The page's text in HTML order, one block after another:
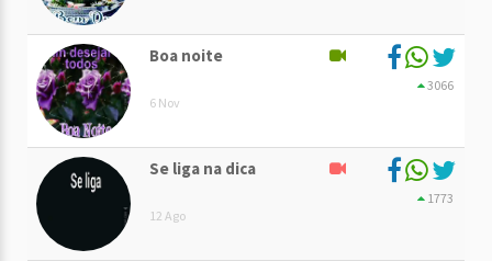
Boa noite
6 Nov
3066
Se liga na dica
12 Ago
1773